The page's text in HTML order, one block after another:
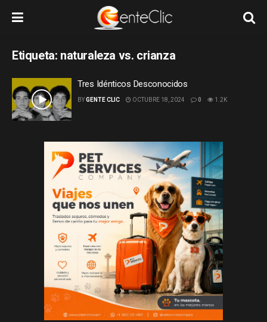
Etiqueta: naturaleza vs. crianza
Tres Idénticos Desconocidos
BYGENTE CLIC OCTUBRE 18, 2024 0 1.2K